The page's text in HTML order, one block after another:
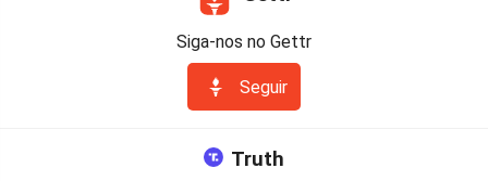
Siga-nos no Gettr
Seguir
Truth